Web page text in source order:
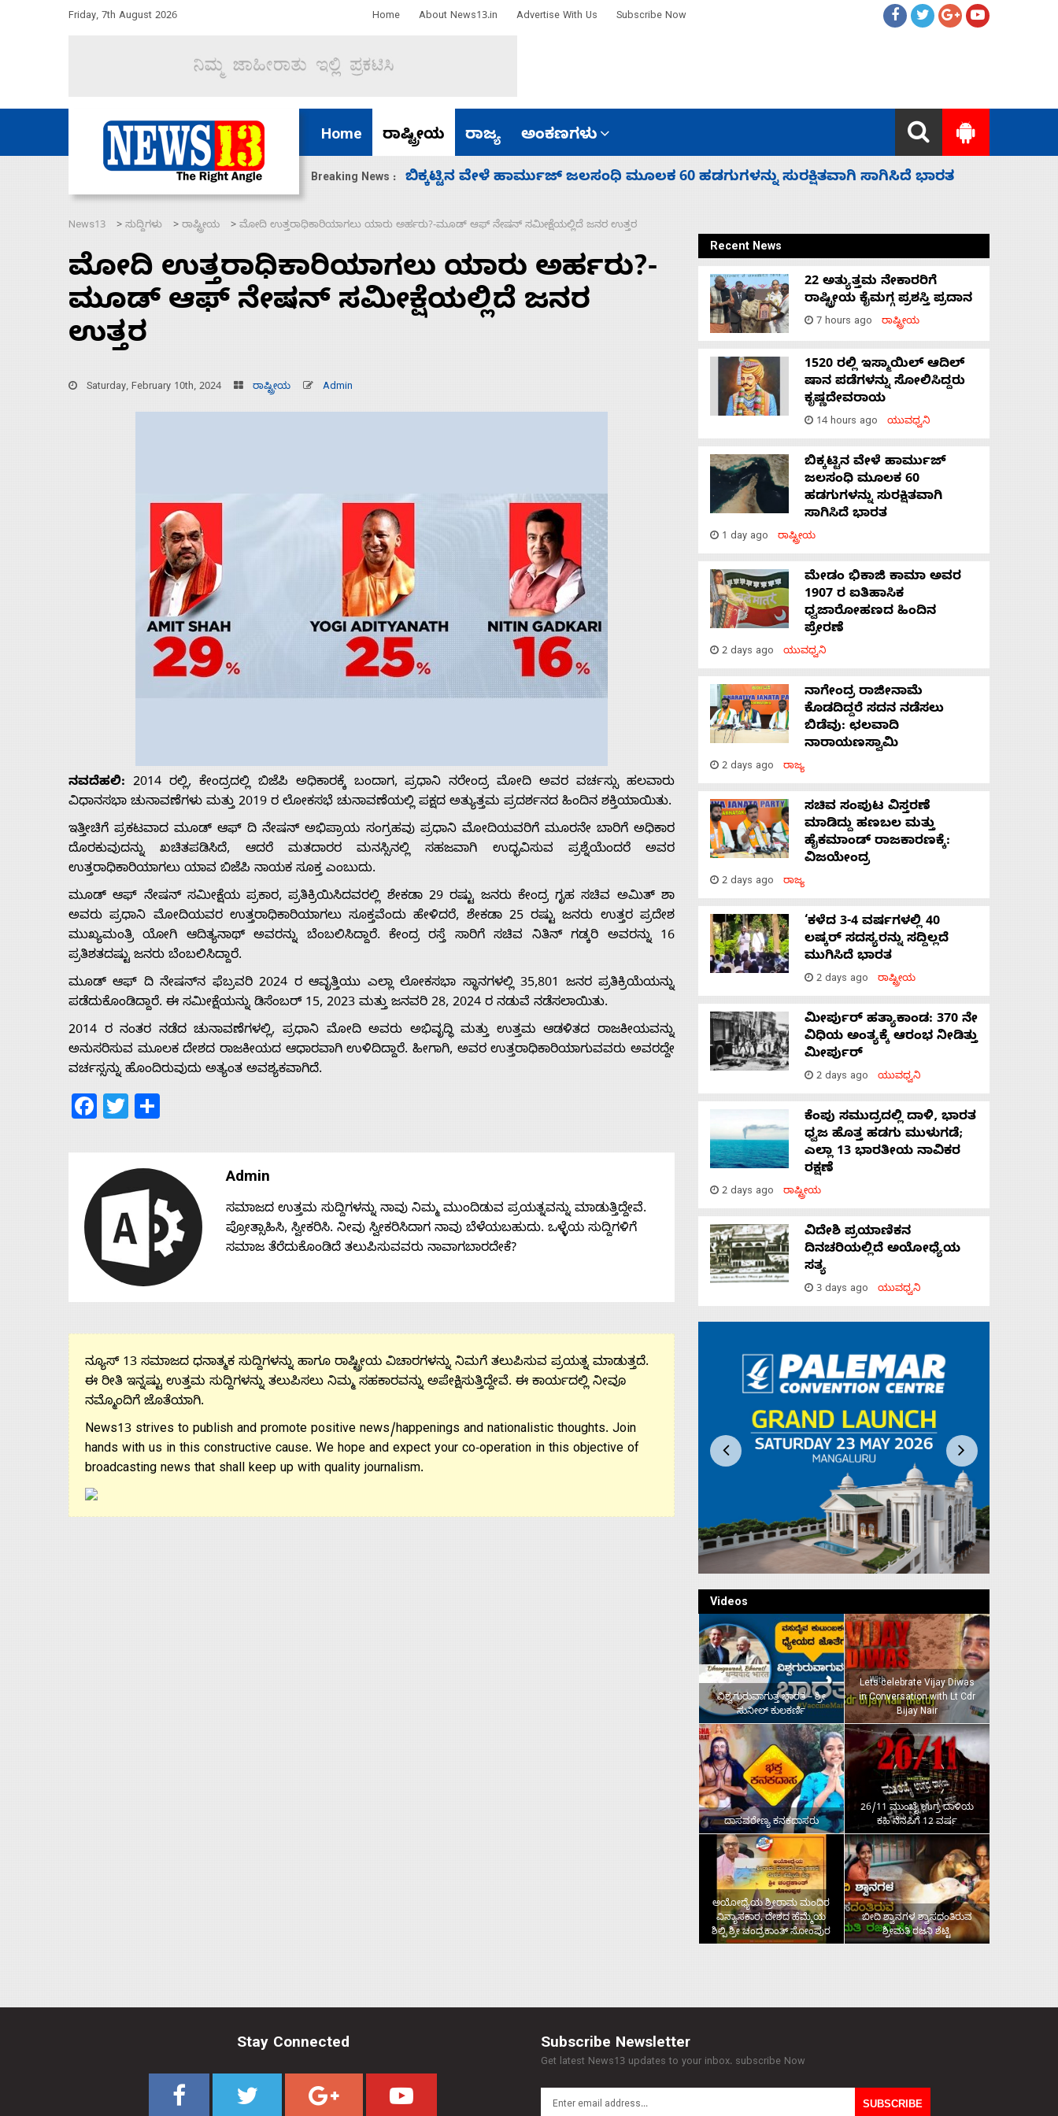
Friday, 7th August 2026 Home About News13.in Advertise With Us Subscribe Now
Home ರಾಷ್ಟ್ರೀಯ ರಾಜ್ಯ ಅಂಕಣಗಳು
Breaking News :
ಮೂಲಕ 60 ಹಡಗುಗಳನ್ನು ಸುರಕ್ಷಿತವಾಗಿ ಸಾಗಿಸಿದೆ ಭಾರತ ನಾಗೇಂದ್ರ ರಾಜೀನಾಮೆ ಕೊಡದಿದ್ದರೆ ಸದನ ನಡೆಸಲು ಬಿಡೆವು: ಛಲವಾದಿ ನಾರಾಯಣಸ್ವಾಮಿ
Advertise
Contact
News13 > ಸುದ್ದಿಗಳು > ರಾಷ್ಟ್ರೀಯ > ಮೋದಿ ಉತ್ತರಾಧಿಕಾರಿಯಾಗಲು ಯಾರು ಅರ್ಹರು?-ಮೂಡ್‌ ಆಫ್‌ ನೇಷನ್‌ ಸಮೀಕ್ಷೆಯಲ್ಲಿದೆ ಜನರ ಉತ್ತರ
ಮೋದಿ ಉತ್ತರಾಧಿಕಾರಿಯಾಗಲು ಯಾರು ಅರ್ಹರು?-
ಮೂಡ್‌ ಆಫ್‌ ನೇಷನ್‌ ಸಮೀಕ್ಷೆಯಲ್ಲಿದೆ ಜನರ
ಉತ್ತರ
Saturday, February 10th, 2024 ರಾಷ್ಟ್ರೀಯ Admin
ನವದೆಹಲಿ: 2014 ರಲ್ಲಿ, ಕೇಂದ್ರದಲ್ಲಿ ಬಿಜೆಪಿ ಅಧಿಕಾರಕ್ಕೆ ಬಂದಾಗ, ಪ್ರಧಾನಿ ನರೇಂದ್ರ ಮೋದಿ ಅವರ ವರ್ಚಸ್ಸು ಹಲವಾರು
ವಿಧಾನಸಭಾ ಚುನಾವಣೆಗಳು ಮತ್ತು 2019 ರ ಲೋಕಸಭೆ ಚುನಾವಣೆಯಲ್ಲಿ ಪಕ್ಷದ ಅತ್ಯುತ್ತಮ ಪ್ರದರ್ಶನದ ಹಿಂದಿನ ಶಕ್ತಿಯಾಯಿತು.
ಇತ್ತೀಚಿಗೆ ಪ್ರಕಟವಾದ ಮೂಡ್ ಆಫ್ ದಿ ನೇಷನ್ ಅಭಿಪ್ರಾಯ ಸಂಗ್ರಹವು ಪ್ರಧಾನಿ ಮೋದಿಯವರಿಗೆ ಮೂರನೇ ಬಾರಿಗೆ ಅಧಿಕಾರ
ದೊರಕುವುದನ್ನು ಖಚಿತಪಡಿಸಿದೆ, ಆದರೆ ಮತದಾರರ ಮನಸ್ಸಿನಲ್ಲಿ ಸಹಜವಾಗಿ ಉದ್ಭವಿಸುವ ಪ್ರಶ್ನೆಯೆಂದರೆ ಅವರ
ಉತ್ತರಾಧಿಕಾರಿಯಾಗಲು ಯಾವ ಬಿಜೆಪಿ ನಾಯಕ ಸೂಕ್ತ ಎಂಬುದು.
ಮೂಡ್ ಆಫ್ ನೇಷನ್ ಸಮೀಕ್ಷೆಯ ಪ್ರಕಾರ, ಪ್ರತಿಕ್ರಿಯಿಸಿದವರಲ್ಲಿ ಶೇಕಡಾ 29 ರಷ್ಟು ಜನರು ಕೇಂದ್ರ ಗೃಹ ಸಚಿವ ಅಮಿತ್ ಶಾ
ಅವರು ಪ್ರಧಾನಿ ಮೋದಿಯವರ ಉತ್ತರಾಧಿಕಾರಿಯಾಗಲು ಸೂಕ್ತವೆಂದು ಹೇಳಿದರೆ, ಶೇಕಡಾ 25 ರಷ್ಟು ಜನರು ಉತ್ತರ ಪ್ರದೇಶ
ಮುಖ್ಯಮಂತ್ರಿ ಯೋಗಿ ಆದಿತ್ಯನಾಥ್ ಅವರನ್ನು ಬೆಂಬಲಿಸಿದ್ದಾರೆ. ಕೇಂದ್ರ ರಸ್ತೆ ಸಾರಿಗೆ ಸಚಿವ ನಿತಿನ್ ಗಡ್ಕರಿ ಅವರನ್ನು 16
ಪ್ರತಿಶತದಷ್ಟು ಜನರು ಬೆಂಬಲಿಸಿದ್ದಾರೆ.
ಮೂಡ್ ಆಫ್ ದಿ ನೇಷನ್‌ನ ಫೆಬ್ರವರಿ 2024 ರ ಆವೃತ್ತಿಯು ಎಲ್ಲಾ ಲೋಕಸಭಾ ಸ್ಥಾನಗಳಲ್ಲಿ 35,801 ಜನರ ಪ್ರತಿಕ್ರಿಯೆಯನ್ನು
ಪಡೆದುಕೊಂಡಿದ್ದಾರೆ. ಈ ಸಮೀಕ್ಷೆಯನ್ನು ಡಿಸೆಂಬರ್ 15, 2023 ಮತ್ತು ಜನವರಿ 28, 2024 ರ ನಡುವೆ ನಡೆಸಲಾಯಿತು.
2014 ರ ನಂತರ ನಡೆದ ಚುನಾವಣೆಗಳಲ್ಲಿ, ಪ್ರಧಾನಿ ಮೋದಿ ಅವರು ಅಭಿವೃದ್ಧಿ ಮತ್ತು ಉತ್ತಮ ಆಡಳಿತದ ರಾಜಕೀಯವನ್ನು
ಅನುಸರಿಸುವ ಮೂಲಕ ದೇಶದ ರಾಜಕೀಯದ ಆಧಾರವಾಗಿ ಉಳಿದಿದ್ದಾರೆ. ಹೀಗಾಗಿ, ಅವರ ಉತ್ತರಾಧಿಕಾರಿಯಾಗುವವರು ಅವರದ್ದೇ
ವರ್ಚಸ್ಸನ್ನು ಹೊಂದಿರುವುದು ಅತ್ಯಂತ ಅವಶ್ಯಕವಾಗಿದೆ.
Facebook
Twitter
Admin
ಸಮಾಜದ ಉತ್ತಮ ಸುದ್ದಿಗಳನ್ನು ನಾವು ನಿಮ್ಮ ಮುಂದಿಡುವ ಪ್ರಯತ್ನವನ್ನು ಮಾಡುತ್ತಿದ್ದೇವೆ.
ಪ್ರೋತ್ಸಾಹಿಸಿ, ಸ್ವೀಕರಿಸಿ. ನೀವು ಸ್ವೀಕರಿಸಿದಾಗ ನಾವು ಬೆಳೆಯಬಹುದು. ಒಳ್ಳೆಯ ಸುದ್ದಿಗಳಿಗೆ
ಸಮಾಜ ತೆರೆದುಕೊಂಡಿದೆ ತಲುಪಿಸುವವರು ನಾವಾಗಬಾರದೇಕೆ?
ನ್ಯೂಸ್ 13 ಸಮಾಜದ ಧನಾತ್ಮಕ ಸುದ್ದಿಗಳನ್ನು ಹಾಗೂ ರಾಷ್ಟ್ರೀಯ ವಿಚಾರಗಳನ್ನು ನಿಮಗೆ ತಲುಪಿಸುವ ಪ್ರಯತ್ನ ಮಾಡುತ್ತದೆ.
ಈ ರೀತಿ ಇನ್ನಷ್ಟು ಉತ್ತಮ ಸುದ್ದಿಗಳನ್ನು ತಲುಪಿಸಲು ನಿಮ್ಮ ಸಹಕಾರವನ್ನು ಅಪೇಕ್ಷಿಸುತ್ತಿದ್ದೇವೆ. ಈ ಕಾರ್ಯದಲ್ಲಿ ನೀವೂ
ನಮ್ಮೊಂದಿಗೆ ಜೊತೆಯಾಗಿ.
News13 strives to publish and promote positive news/happenings and nationalistic thoughts. Join
hands with us in this constructive cause. We hope and expect your co-operation in this objective of
broadcasting news that shall keep up with quality journalism.
Recent News
22 ಅತ್ಯುತ್ತಮ ನೇಕಾರರಿಗೆ
ರಾಷ್ಟ್ರೀಯ ಕೈಮಗ್ಗ ಪ್ರಶಸ್ತಿ ಪ್ರದಾನ
7 hours ago ರಾಷ್ಟ್ರೀಯ
1520 ರಲ್ಲಿ ಇಸ್ಮಾಯಿಲ್ ಆದಿಲ್
ಷಾನ ಪಡೆಗಳನ್ನು ಸೋಲಿಸಿದ್ದರು
ಕೃಷ್ಣದೇವರಾಯ
14 hours ago ಯುವಧ್ವನಿ
ಬಿಕ್ಕಟ್ಟಿನ ವೇಳೆ ಹಾರ್ಮುಜ್
ಜಲಸಂಧಿ ಮೂಲಕ 60
ಹಡಗುಗಳನ್ನು ಸುರಕ್ಷಿತವಾಗಿ
ಸಾಗಿಸಿದೆ ಭಾರತ
1 day ago ರಾಷ್ಟ್ರೀಯ
ಮೇಡಂ ಭಿಕಾಜಿ ಕಾಮಾ ಅವರ
1907 ರ ಐತಿಹಾಸಿಕ
ಧ್ವಜಾರೋಹಣದ ಹಿಂದಿನ
ಪ್ರೇರಣೆ
2 days ago ಯುವಧ್ವನಿ
ನಾಗೇಂದ್ರ ರಾಜೀನಾಮೆ
ಕೊಡದಿದ್ದರೆ ಸದನ ನಡೆಸಲು
ಬಿಡೆವು: ಛಲವಾದಿ
ನಾರಾಯಣಸ್ವಾಮಿ
2 days ago ರಾಜ್ಯ
ಸಚಿವ ಸಂಪುಟ ವಿಸ್ತರಣೆ
ಮಾಡಿದ್ದು ಹಣಬಲ ಮತ್ತು
ಹೈಕಮಾಂಡ್ ರಾಜಕಾರಣಕ್ಕೆ:
ವಿಜಯೇಂದ್ರ
2 days ago ರಾಜ್ಯ
‘ಕಳೆದ 3-4 ವರ್ಷಗಳಲ್ಲಿ 40
ಲಷ್ಕರ್ ಸದಸ್ಯರನ್ನು ಸದ್ದಿಲ್ಲದೆ
ಮುಗಿಸಿದೆ ಭಾರತ
2 days ago ರಾಷ್ಟ್ರೀಯ
ಮೀರ್ಪುರ್ ಹತ್ಯಾಕಾಂಡ: 370 ನೇ
ವಿಧಿಯ ಅಂತ್ಯಕ್ಕೆ ಆರಂಭ ನೀಡಿತ್ತು
ಮೀರ್ಪುರ್
2 days ago ಯುವಧ್ವನಿ
ಕೆಂಪು ಸಮುದ್ರದಲ್ಲಿ ದಾಳಿ, ಭಾರತ
ಧ್ವಜ ಹೊತ್ತ ಹಡಗು ಮುಳುಗಡೆ;
ಎಲ್ಲಾ 13 ಭಾರತೀಯ ನಾವಿಕರ
ರಕ್ಷಣೆ
2 days ago ರಾಷ್ಟ್ರೀಯ
ವಿದೇಶಿ ಪ್ರಯಾಣಿಕನ
ದಿನಚರಿಯಲ್ಲಿದೆ ಅಯೋಧ್ಯೆಯ
ಸತ್ಯ
3 days ago ಯುವಧ್ವನಿ
Videos
ವಿಶ್ವಗುರುವಾಗುತ್ತ ಭಾರತ – ಶ್ರೀ
ಸುನೀಲ್‌ ಕುಲಕರ್ಣಿ
Lets celebrate Vijay Diwas
in Conversation with Lt Cdr
Bijay Nair
ದಾಸವರೇಣ್ಯ ಕನಕದಾಸರು
26/11 ಮುಂಬೈ ಉಗ್ರ ದಾಳಿಯ
ಕಹಿ ನೆನಪಿಗೆ 12 ವರ್ಷ
ಅಯೋಧ್ಯೆಯ ಶ್ರೀರಾಮ ಮಂದಿರ
ವಿನ್ಯಾಸಕಾರ, ದೇಶದ ಹೆಮ್ಮೆಯ
ಶಿಲ್ಪಿ ಶ್ರೀ ಚಂದ್ರಕಾಂತ್‌ ಸೋಂಪುರ
ಬೀದಿ ಶ್ವಾನಗಳ ಶ್ವಾಸದಂತಿರುವ
ಶ್ರೀಮತಿ ರಜನಿ ಶೆಟ್ಟಿ
Stay Connected Subscribe Newsletter
Get latest News13 updates to your inbox. subscribe Now